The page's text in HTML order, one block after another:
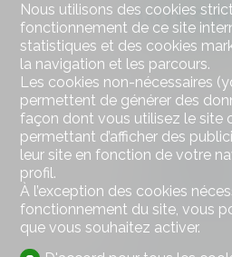
Contactez-
Wiesner
Tél. +41 79 578
Mob. +41 79
hw@wiesner-
Nous utilisons des cookies
fonctionnement de ce site
statistiques et des cookies
la navigation et les parcours.
Les cookies non-nécessaires
permettent de générer des
façon dont vous utilisez le site
permettant d’afficher des
leur site en fonction de votre
profil.
À l’exception des cookies
fonctionnement du site, vous
que vous souhaitez activer.